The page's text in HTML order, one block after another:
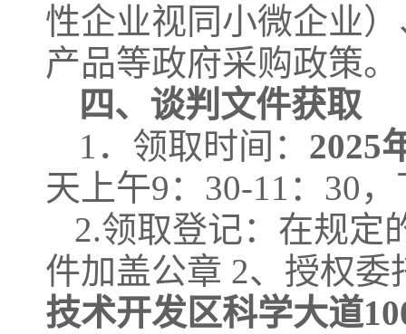
性企业视同小微企业
产品等政府采购政策。
四、谈判文件获取
1．领取时间： 2025
天上午9：30-11：30
2.领取登记：在规定
件加盖公章 2、授权委
技术开发区科学大道